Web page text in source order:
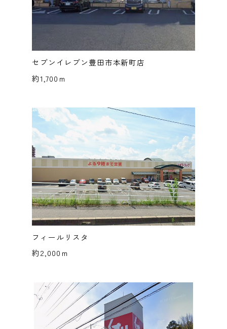
セブンイレブン豊田市本新町店
約1,700ｍ
フィールリスタ
約2,000ｍ